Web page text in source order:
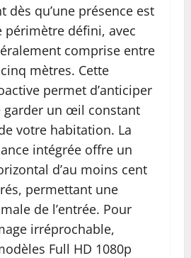
dès qu’une présence est
périmètre défini, avec
comprise entre
mètres. Cette
permet d’anticiper
garder un œil constant
votre habitation. La
intégrée offre un
d’au moins cent
permettant une
de l’entrée. Pour
irréprochable,
Full HD 1080p